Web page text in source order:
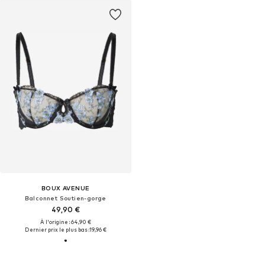
BOUX AVENUE
Balconnet Soutien-gorge
49,90 €
À l'origine : 64,90 €
Dernier prix le plus bas :19,96 €